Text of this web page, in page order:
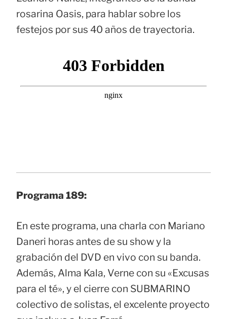
rosarina Oasis, para hablar sobre los
festejos por sus 40 años de trayectoria.
Programa 189:
En este programa, una charla con Mariano
Daneri horas antes de su show y la
grabación del DVD en vivo con su banda.
Además, Alma Kala, Verne con su «Excusas
para el té», y el cierre con SUBMARINO
colectivo de solistas, el excelente proyecto